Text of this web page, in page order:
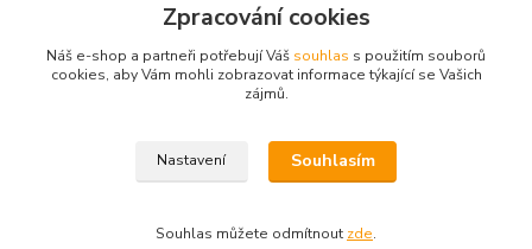
DŘEVOPRODUKT BEDNAŘÍK s.r.o.
+420 739 454 600
(Po-Pá, 7-15 hod.)
Zpracování cookies
Náš e-shop a partneři potřebují Váš souhlas s použitím souborů
cookies, aby Vám mohli zobrazovat informace týkající se Vašich
zájmů.
Nastavení Souhlasím
Souhlas můžete odmítnout zde.